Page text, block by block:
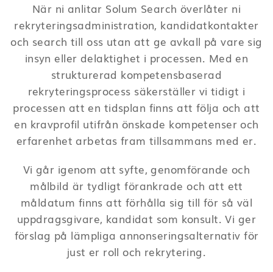
När ni anlitar Solum Search överlåter ni
rekryteringsadministration, kandidatkontakter
och search till oss utan att ge avkall på vare sig
insyn eller delaktighet i processen. Med en
strukturerad kompetensbaserad
rekryteringsprocess säkerställer vi tidigt i
processen att en tidsplan finns att följa och att
en kravprofil utifrån önskade kompetenser och
erfarenhet arbetas fram tillsammans med er.
Vi går igenom att syfte, genomförande och
målbild är tydligt förankrade och att ett
måldatum finns att förhålla sig till för så väl
uppdragsgivare, kandidat som konsult. Vi ger
förslag på lämpliga annonseringsalternativ för
just er roll och rekrytering.